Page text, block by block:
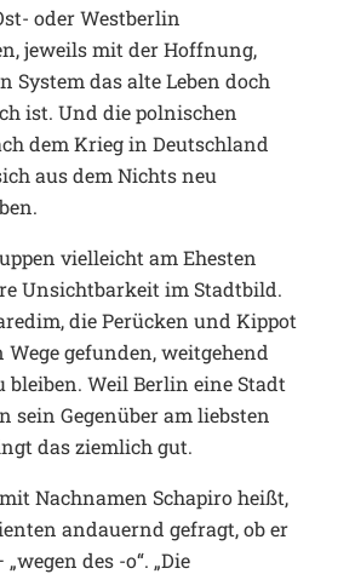
oder Westberlin
jeweils mit der Hoffnung,
System das alte Leben doch
ist. Und die polnischen
dem Krieg in Deutschland
aus dem Nichts neu
vielleicht am Ehesten
Unsichtbarkeit im Stadtbild.
die Perücken und Kippot
Wege gefunden, weitgehend
Weil Berlin eine Stadt
sein Gegenüber am liebsten
das ziemlich gut.
Nachnamen Schapiro heißt,
andauernd gefragt, ob er
des -o“. „Die